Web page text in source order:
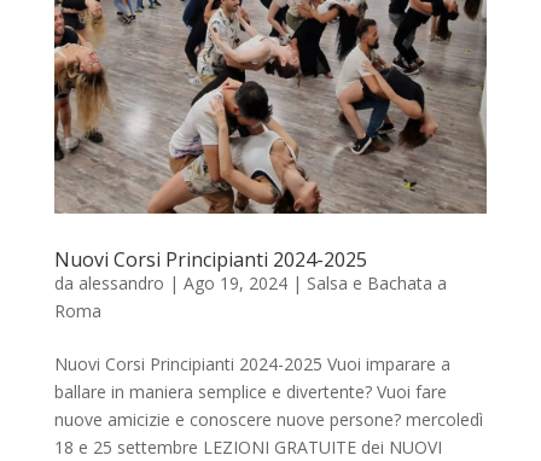
Nuovi Corsi Principianti 2024-2025
da alessandro | Ago 19, 2024| Salsa e Bachata a
Roma
Nuovi Corsi Principianti 2024-2025 Vuoi imparare a
ballare in maniera semplice e divertente? Vuoi fare
nuove amicizie e conoscere nuove persone? mercoledì
18 e 25 settembre LEZIONI GRATUITE dei NUOVI